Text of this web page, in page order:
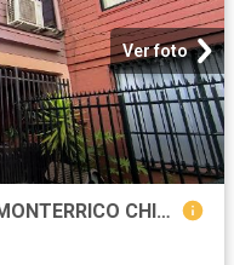
Ver foto
LINDA Y AMPLIA CASA, VILLA MONTERRICO CHILLÁN